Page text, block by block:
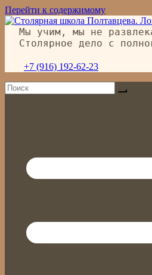
Перейти к содержимому
Мы учим, мы не
Столярное дело с
+7 (916) 192-62-23